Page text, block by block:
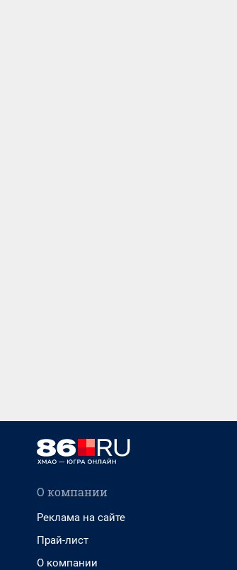
О компании
Реклама на сайте
Прай-лист
О компании